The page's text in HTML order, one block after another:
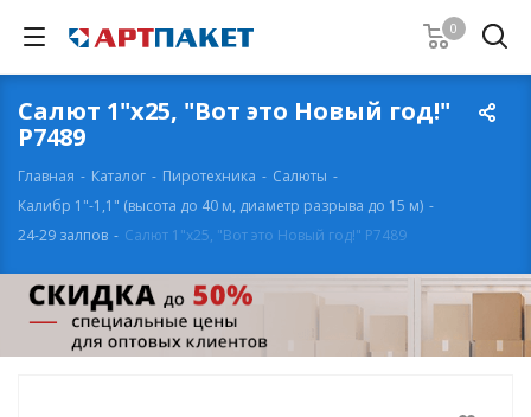
0
Салют 1"х25, "Вот это Новый год!"
Р7489
Главная - Каталог - Пиротехника - Салюты -
Калибр 1"-1,1" (высота до 40 м, диаметр разрыва до 15 м) -
24-29 залпов - Салют 1"х25, "Вот это Новый год!" Р7489